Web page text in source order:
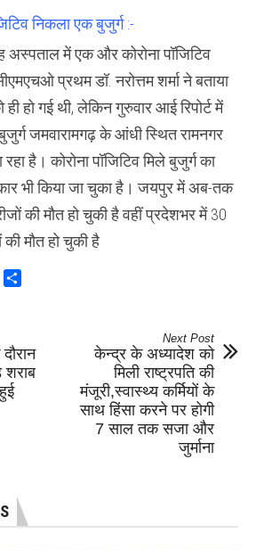
निकला एक बुजुर्ग :-
अस्पताल में एक और कोरोना पॉजिटिव
प्रथम डॉ. नरोत्तम शर्मा ने बताया
ही हो गई थी, लेकिन गुरुवार आई रिपोर्ट में
जमवारामगढ़ के आंधी स्थित रामनगर
है। कोरोना पॉजिटिव मिले बुजुर्ग का
भी किया जा चुका है। जयपुर में अब-तक
की मौत हो चुकी है वहीं प्रदेशभर में 30
की मौत हो चुकी है
Print
शराब
Next Post
केन्द्र के अध्यादेश को
मिली राष्ट्रपति की
मंजूरी,स्वास्थ्य कर्मियों के
साथ हिंसा करने पर होगी
7 साल तक सजा और
जुर्माना